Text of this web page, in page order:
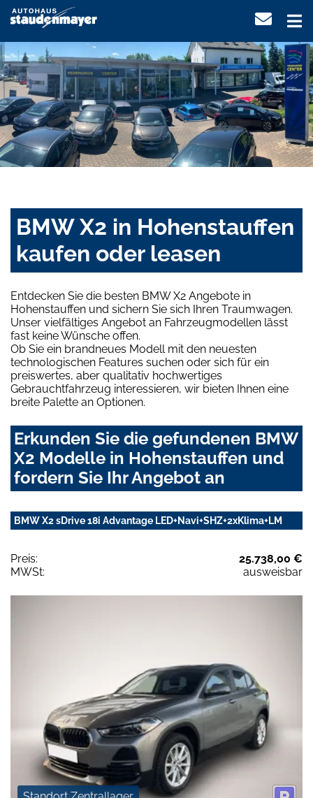
BMW X2 in Hohenstauffen
kaufen oder leasen
Entdecken Sie die besten BMW X2 Angebote in
Hohenstauffen und sichern Sie sich Ihren Traumwagen.
Unser vielfältiges Angebot an Fahrzeugmodellen lässt
fast keine Wünsche offen.
Ob Sie ein brandneues Modell mit den neuesten
technologischen Features suchen oder sich für ein
preiswertes, aber qualitativ hochwertiges
Gebrauchtfahrzeug interessieren, wir bieten Ihnen eine
breite Palette an Optionen.
Erkunden Sie die gefundenen BMW
X2 Modelle in Hohenstauffen und
fordern Sie Ihr Angebot an
BMW X2 sDrive 18i Advantage LED+Navi+SHZ+2xKlima+LM
Preis:
25.738,00 €
MWSt:
ausweisbar